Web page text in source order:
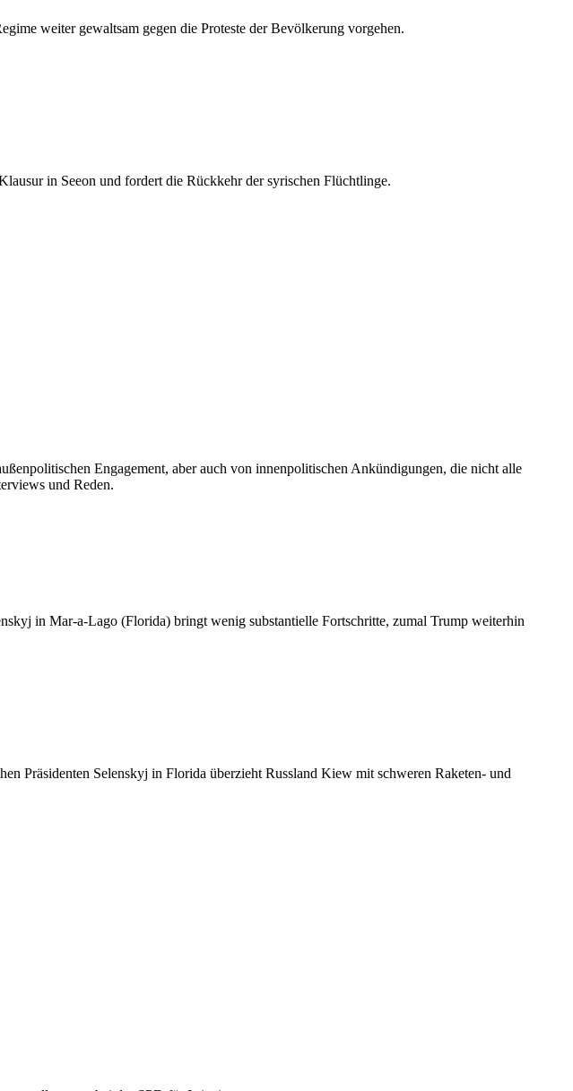
weiter gewaltsam gegen die Proteste der Bevölkerung vorgehen.
in Seeon und fordert die Rückkehr der syrischen Flüchtlinge.
Engagement, aber auch von innenpolitischen Ankündigungen, die nicht alle
und Reden.
in Mar-a-Lago (Florida) bringt wenig substantielle Fortschritte, zumal Trump weiterhin
Präsidenten Selenskyj in Florida überzieht Russland Kiew mit schweren Raketen- und